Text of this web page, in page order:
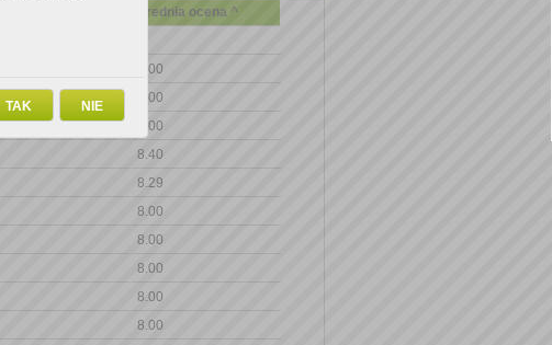
Średnia ocena ^
9.00
9.00
9.00
8.40
8.29
8.00
8.00
8.00
8.00
8.00
NIE
TAK